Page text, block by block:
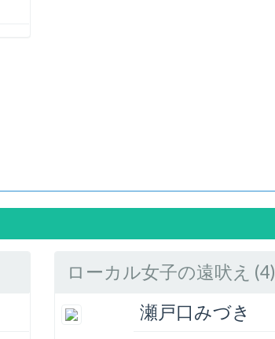
ローカル女子の遠吠え (4)
瀬戸口みづき